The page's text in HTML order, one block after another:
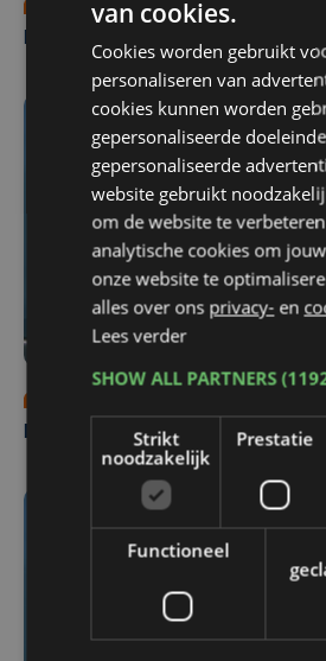
ma 3 augustus | 18:00
Nieuws Focus en WTV: 3 augustus
Nieuws Focus en WTV: 2 augustus
van cookies.
Cookies worden gebruikt
personaliseren van
cookies kunnen worden
gepersonaliseerde
gepersonaliseerde
website gebruikt
om de website te
analytische cookies om
onze website te
alles over ons privacy- en
Lees verder
SHOW ALL PARTNERS
Strikt
noodzakelijk
Prestatie
Functioneel